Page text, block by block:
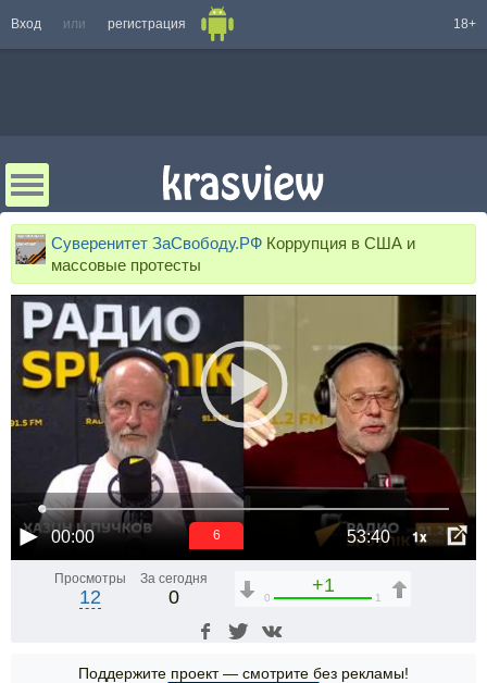
Вход или регистрация 18+
Суверенитет ЗаСвободу.РФ Коррупция в США и
массовые протесты
00:00 53:40 1x
6
Просмотры
12
За сегодня
0
+1
0 1
Поддержите проект — смотрите без рекламы!